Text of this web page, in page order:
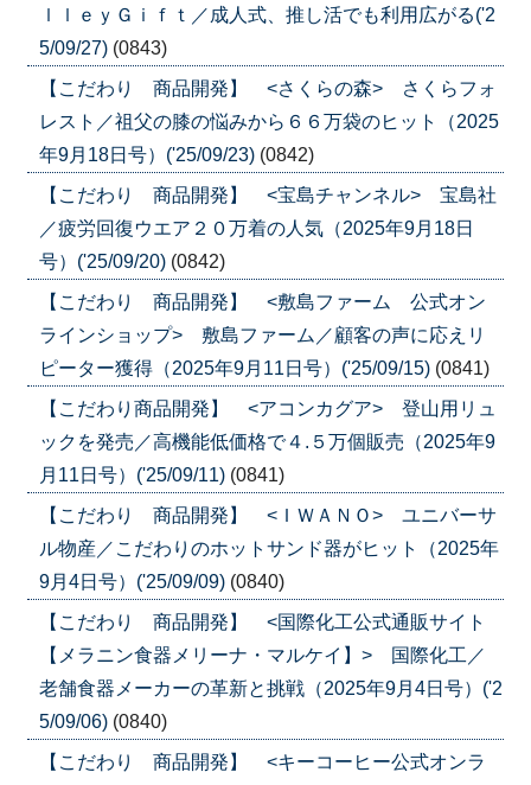
ｌｌｅｙＧｉｆｔ／成人式、推し活でも利用広がる('2
5/09/27) (0843)
【こだわり 商品開発】 <さくらの森> さくらフォ
レスト／祖父の膝の悩みから６６万袋のヒット（2025
年9月18日号）('25/09/23) (0842)
【こだわり 商品開発】 <宝島チャンネル> 宝島社
／疲労回復ウエア２０万着の人気（2025年9月18日
号）('25/09/20) (0842)
【こだわり 商品開発】 <敷島ファーム 公式オン
ラインショップ> 敷島ファーム／顧客の声に応えリ
ピーター獲得（2025年9月11日号）('25/09/15) (0841)
【こだわり商品開発】 <アコンカグア> 登山用リュ
ックを発売／高機能低価格で４.５万個販売（2025年9
月11日号）('25/09/11) (0841)
【こだわり 商品開発】 <ＩＷＡＮＯ> ユニバーサ
ル物産／こだわりのホットサンド器がヒット（2025年
9月4日号）('25/09/09) (0840)
【こだわり 商品開発】 <国際化工公式通販サイト
【メラニン食器メリーナ・マルケイ】> 国際化工／
老舗食器メーカーの革新と挑戦（2025年9月4日号）('2
5/09/06) (0840)
【こだわり 商品開発】 <キーコーヒー公式オンラ